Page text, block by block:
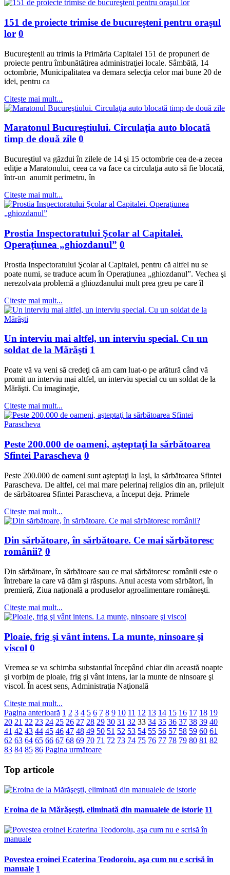
151 de proiecte trimise de bucureşteni pentru oraşul
lor 0
Bucureştenii au trimis la Primăria Capitalei 151 de propuneri de
proiecte pentru îmbunătăţirea administraţiei locale. Sâmbătă, 14
octombrie, Municipalitatea va demara selecţia celor mai bune 20 de
idei, pentru ca
Citește mai mult...
Maratonul Bucureştiului. Circulaţia auto blocată
timp de două zile 0
Bucureştiul va găzdui în zilele de 14 şi 15 octombrie cea de-a zecea
ediţie a Maratonului, ceea ca va face ca circulaţia auto să fie blocată,
într-un anumit perimetru, în
Citește mai mult...
Prostia Inspectoratului Şcolar al Capitalei.
Operaţiunea „ghiozdanul” 0
Prostia Inspectoratului Şcolar al Capitalei, pentru că altfel nu se
poate numi, se traduce acum în Operaţiunea „ghiozdanul”. Vechea şi
nerezolvata problemă a ghiozdanului mult prea greu pe care îl
Citește mai mult...
Un interviu mai altfel, un interviu special. Cu un
soldat de la Mărăşti 1
Poate vă va veni să credeţi că am cam luat-o pe arătură când vă
promit un interviu mai altfel, un interviu special cu un soldat de la
Mărăşti. Cu imaginaţie,
Citește mai mult...
Peste 200.000 de oameni, aşteptaţi la sărbătoarea
Sfintei Parascheva 0
Peste 200.000 de oameni sunt aşteptaţi la Iaşi, la sărbătoarea Sfintei
Parascheva. De altfel, cel mai mare pelerinaj religios din an, prilejuit
de sărbătoarea Sfintei Parascheva, a început deja. Primele
Citește mai mult...
Din sărbătoare, în sărbătoare. Ce mai sărbătoresc
românii? 0
Din sărbătoare, în sărbătoare sau ce mai sărbătoresc românii este o
întrebare la care vă dăm şi răspuns. Anul acesta vom sărbători, în
premieră, Ziua naţională a produselor agroalimentare româneşti.
Citește mai mult...
Ploaie, frig şi vânt intens. La munte, ninsoare şi
viscol 0
Vremea se va schimba substantial începând chiar din această noapte
şi vorbim de ploaie, frig şi vânt intens, iar la munte de ninsoare şi
viscol. În acest sens, Administraţia Naţională
Citește mai mult...
Pagina anterioară 1 2 3 4 5 6 7 8 9 10 11 12 13 14 15 16 17 18 19
20 21 22 23 24 25 26 27 28 29 30 31 32 33 34 35 36 37 38 39 40
41 42 43 44 45 46 47 48 49 50 51 52 53 54 55 56 57 58 59 60 61
62 63 64 65 66 67 68 69 70 71 72 73 74 75 76 77 78 79 80 81 82
83 84 85 86 Pagina următoare
Top articole
Eroina de la Mărăşeşti, eliminată din manualele de istorie 11
Povestea eroinei Ecaterina Teodoroiu, aşa cum nu e scrisă în
manuale 1